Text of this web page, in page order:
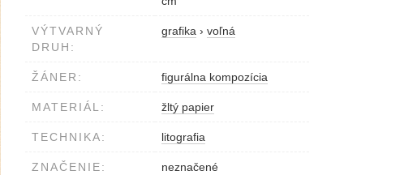
VÝTVARNÝ
DRUH:
grafika › voľná
ŽÁNER: figurálna kompozícia
MATERIÁL: žltý papier
TECHNIKA: litografia
ZNAČENIE: neznačené